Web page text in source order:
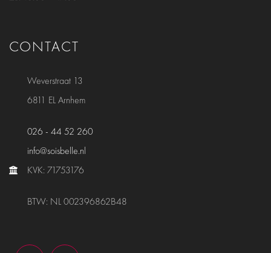
CONTACT
Weverstraat 13
6811 EL Arnhem
026 - 44 52 260
info@soisbelle.nl
KVK: 71753176
BTW: NL 002396862B48